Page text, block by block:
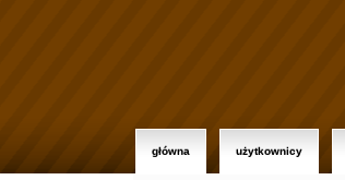
główna użytkownicy